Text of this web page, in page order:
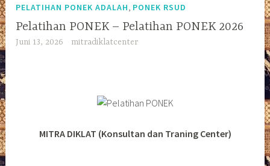
PELATIHAN PONEK ADALAH, PONEK RSUD
Pelatihan PONEK – Pelatihan PONEK 2026
Juni 13, 2026 mitradiklatcenter
MITRA DIKLAT (Konsultan dan Traning Center)